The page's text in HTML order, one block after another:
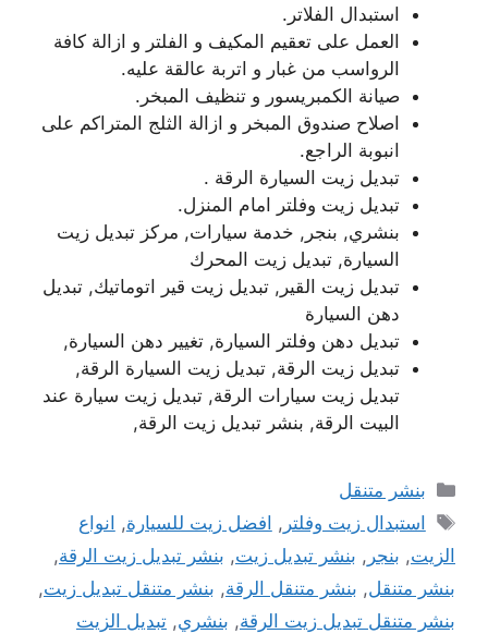
استبدال الفلاتر.
العمل على تعقيم المكيف و الفلتر و ازالة كافة
الرواسب من غبار و اتربة عالقة عليه.
صيانة الكمبريسور و تنظيف المبخر.
اصلاح صندوق المبخر و ازالة الثلج المتراكم على
انبوبة الراجع.
تبديل زيت السيارة الرقة .
تبديل زيت وفلتر امام المنزل.
بنشري, بنجر, خدمة سيارات, مركز تبديل زيت
السيارة, تبديل زيت المحرك
تبديل زيت القير, تبديل زيت قير اتوماتيك, تبديل
دهن السيارة
تبديل دهن وفلتر السيارة, تغيير دهن السيارة,
تبديل زيت الرقة, تبديل زيت السيارة الرقة,
تبديل زيت سيارات الرقة, تبديل زيت سيارة عند
البيت الرقة, بنشر تبديل زيت الرقة,
التصنيفات
بنشر متنقل
الوسوم
استبدال زيت وفلتر , افضل زيت للسيارة, انواع
الزيت, بنجر , بنشر تبديل زيت, بنشر تبديل زيت الرقة,
بنشر متنقل, بنشر متنقل الرقة, بنشر متنقل تبديل زيت,
بنشر متنقل تبديل زيت الرقة, بنشري, تبديل الزيت